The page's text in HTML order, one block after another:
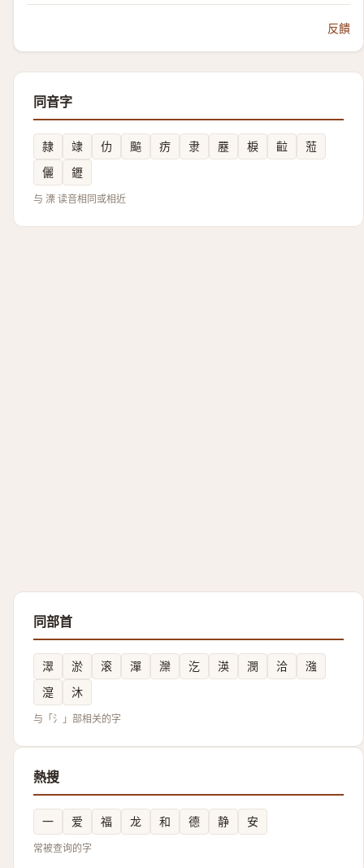
反饋
同音字
隷 䇐 仂 䬅 疠 隶 䍥 棙 䶘
蒞
儷
䥶
与 溧 读音相同或相近
同部首
濢 淤 滚 潬 灤 汔 渶 潣 洽
漒
㵓
沐
与「氵」部相关的字
熱搜
一 爱 福 龙 和 德 静 安
常被查询的字